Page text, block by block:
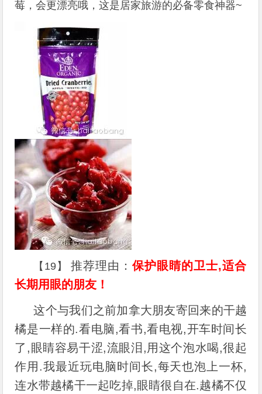
莓，会更漂亮哦，这是居家旅游的必备零食神器~
【19】 推荐理由：保护眼睛的卫士,适合
长期用眼的朋友！
这个与我们之前加拿大朋友寄回来的干越
橘是一样的.看电脑,看书,看电视,开车时间长
了,眼睛容易干涩,流眼泪,用这个泡水喝,很起
作用.我最近玩电脑时间长,每天也泡上一杯,
连水带越橘干一起吃掉,眼睛很自在.越橘不仅